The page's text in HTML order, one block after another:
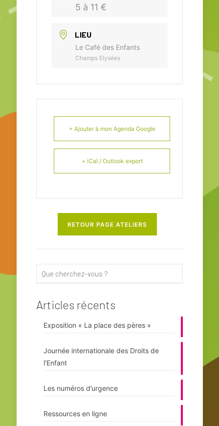
5 à 11 €
LIEU
Le Café des Enfants
Champs Elysées
+ Ajouter à mon Agenda Google
+ iCal / Outlook export
RETOUR PAGE ATELIERS
Articles récents
Exposition « La place des pères »
Journée internationale des Droits de
l’Enfant
Les numéros d’urgence
Ressources en ligne